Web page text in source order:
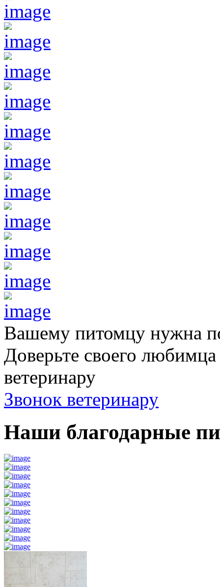
Вашему питомцу нужна
Доверьте своего
ветеринару
Звонок ветеринару
Наши благодарные